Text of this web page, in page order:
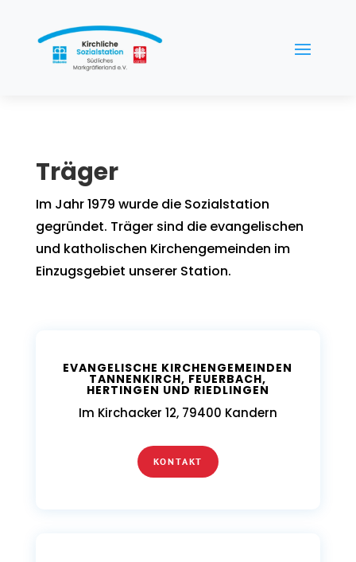
Träger
Im Jahr 1979 wurde die Sozialstation
gegründet. Träger sind die evangelischen
und katholischen Kirchengemeinden im
Einzugsgebiet unserer Station.
EVANGELISCHE KIRCHENGEMEINDEN
TANNENKIRCH, FEUERBACH,
HERTINGEN UND RIEDLINGEN
Im Kirchacker 12, 79400 Kandern
KONTAKT